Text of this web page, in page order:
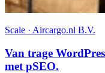
Scale · Aircargo.nl B.V.
Van trage
met pSEO.